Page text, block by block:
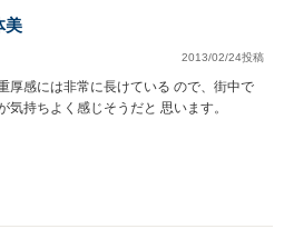
美
2013/02/24投稿
厚感には非常に長けている ので、街中で
気持ちよく感じそうだと 思います。